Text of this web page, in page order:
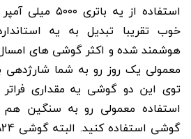
استفاده از یه
خوب تقریبا تبدیل به یه
هوشمند شده و اکثر گوشی های
معمولی یک روز رو به شما
توی این دو گوشی یه مقداری
استفاده معمولی رو به سنگین هم